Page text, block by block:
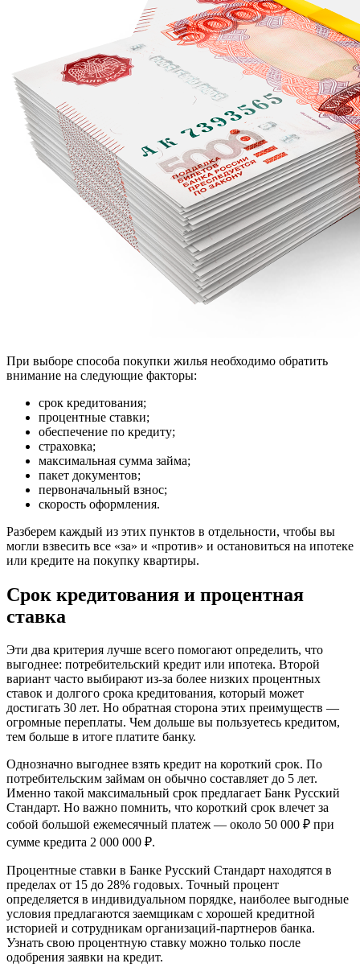
При выборе способа покупки жилья необходимо обратить
внимание на следующие факторы:
срок кредитования;
процентные ставки;
обеспечение по кредиту;
страховка;
максимальная сумма займа;
пакет документов;
первоначальный взнос;
скорость оформления.
Разберем каждый из этих пунктов в отдельности, чтобы вы
могли взвесить все «за» и «против» и остановиться на ипотеке
или кредите на покупку квартиры.
Срок кредитования и процентная
ставка
Эти два критерия лучше всего помогают определить, что
выгоднее: потребительский кредит или ипотека. Второй
вариант часто выбирают из-за более низких процентных
ставок и долгого срока кредитования, который может
достигать 30 лет. Но обратная сторона этих преимуществ —
огромные переплаты. Чем дольше вы пользуетесь кредитом,
тем больше в итоге платите банку.
Однозначно выгоднее взять кредит на короткий срок. По
потребительским займам он обычно составляет до 5 лет.
Именно такой максимальный срок предлагает Банк Русский
Стандарт. Но важно помнить, что короткий срок влечет за
собой большой ежемесячный платеж — около 50 000 ₽ при
сумме кредита 2 000 000 ₽.
Процентные ставки в Банке Русский Стандарт находятся в
пределах от 15 до 28% годовых. Точный процент
определяется в индивидуальном порядке, наиболее выгодные
условия предлагаются заемщикам с хорошей кредитной
историей и сотрудникам организаций-партнеров банка.
Узнать свою процентную ставку можно только после
одобрения заявки на кредит.